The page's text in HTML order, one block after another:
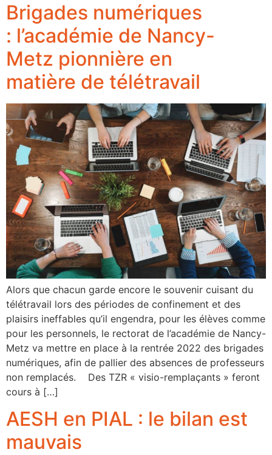
Brigades numériques
: l’académie de Nancy-
Metz pionnière en
matière de télétravail
Alors que chacun garde encore le souvenir cuisant du
télétravail lors des périodes de confinement et des
plaisirs ineffables qu’il engendra, pour les élèves comme
pour les personnels, le rectorat de l’académie de Nancy-
Metz va mettre en place à la rentrée 2022 des brigades
numériques, afin de pallier des absences de professeurs
non remplacés. Des TZR « visio-remplaçants » feront
cours à […]
AESH en PIAL : le bilan est
mauvais